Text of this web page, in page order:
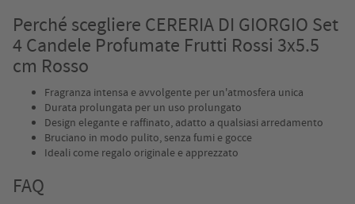
Perché scegliere CERERIA DI GIORGIO Set
4 Candele Profumate Frutti Rossi 3x5.5
cm Rosso
Fragranza intensa e avvolgente per un'atmosfera unica
Durata prolungata per un uso prolungato
Design elegante e raffinato, adatto a qualsiasi arredamento
Bruciano in modo pulito, senza fumi e gocce
Ideali come regalo originale e apprezzato
FAQ